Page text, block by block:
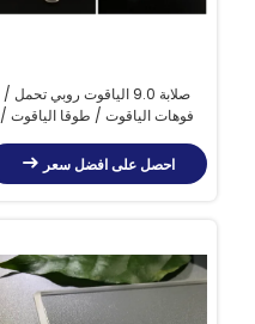
صلابة 9.0 الياقوت روبي تحمل /
فوهات الياقوت / طوقا الياقوت /
احصل على افضل سعر